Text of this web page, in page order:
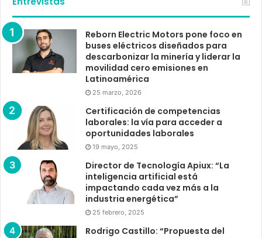
Reborn Electric Motors pone foco en
buses eléctricos diseñados para
descarbonizar la minería y liderar la
movilidad cero emisiones en
Latinoamérica
25 marzo, 2026
Certificación de competencias
laborales: la vía para acceder a
oportunidades laborales
19 mayo, 2025
Director de Tecnología Apiux: “La
inteligencia artificial está
impactando cada vez más a la
industria energética”
25 febrero, 2025
Rodrigo Castillo: “Propuesta del